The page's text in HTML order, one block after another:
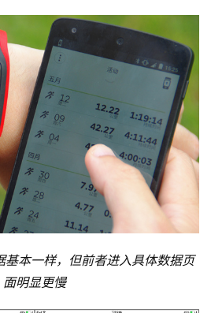
基本一样，但前者进入具体数据页
面明显更慢